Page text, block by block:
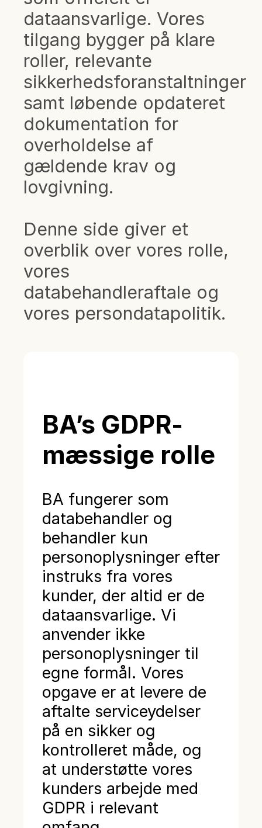
dataansvarlige. Vores
tilgang bygger på klare
roller, relevante
sikkerhedsforanstaltninger
samt løbende opdateret
dokumentation for
overholdelse af
gældende krav og
lovgivning.
Denne side giver et
overblik over vores rolle,
vores
databehandleraftale og
vores persondatapolitik.
BA’s GDPR-
mæssige rolle
BA fungerer som
databehandler og
behandler kun
personoplysninger efter
instruks fra vores
kunder, der altid er de
dataansvarlige. Vi
anvender ikke
personoplysninger til
egne formål. Vores
opgave er at levere de
aftalte serviceydelser
på en sikker og
kontrolleret måde, og
at understøtte vores
kunders arbejde med
GDPR i relevant